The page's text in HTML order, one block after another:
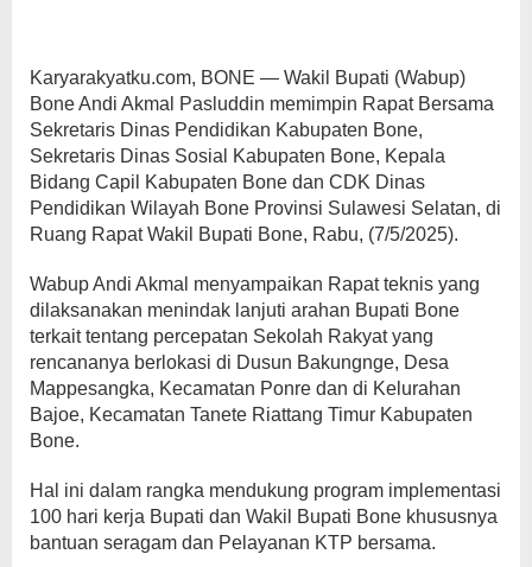
Karyarakyatku.com, BONE — Wakil Bupati (Wabup)
Bone Andi Akmal Pasluddin memimpin Rapat Bersama
Sekretaris Dinas Pendidikan Kabupaten Bone,
Sekretaris Dinas Sosial Kabupaten Bone, Kepala
Bidang Capil Kabupaten Bone dan CDK Dinas
Pendidikan Wilayah Bone Provinsi Sulawesi Selatan, di
Ruang Rapat Wakil Bupati Bone, Rabu, (7/5/2025).
Wabup Andi Akmal menyampaikan Rapat teknis yang
dilaksanakan menindak lanjuti arahan Bupati Bone
terkait tentang percepatan Sekolah Rakyat yang
rencananya berlokasi di Dusun Bakungnge, Desa
Mappesangka, Kecamatan Ponre dan di Kelurahan
Bajoe, Kecamatan Tanete Riattang Timur Kabupaten
Bone.
Hal ini dalam rangka mendukung program implementasi
100 hari kerja Bupati dan Wakil Bupati Bone khususnya
bantuan seragam dan Pelayanan KTP bersama.